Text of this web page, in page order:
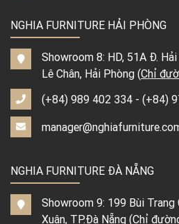
NGHIA FURNITURE HẢI PHÒNG
Showroom 8: HD, 51A Đ.
Lê Chân, Hải Phòng (Chỉ
(+84) 989 402 334 - (+84)
NGHIA FURNITURE ĐÀ NẴNG
Showroom 9: 199 Bùi
Xuân, TP.Đà Nẵng (Chỉ